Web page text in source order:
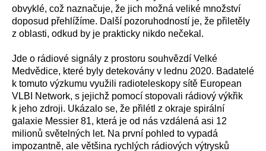
obvyklé, což naznačuje, že jich možná veliké množství
doposud přehlížíme. Další pozoruhodností je, že přiletěly
z oblasti, odkud by je prakticky nikdo nečekal.
Jde o rádiové signály z prostoru souhvězdí Velké
Medvědice, které byly detekovány v lednu 2020. Badatelé
k tomuto výzkumu využili radioteleskopy sítě European
VLBI Network, s jejichž pomocí stopovali rádiový výkřik
k jeho zdroji. Ukázalo se, že přilétl z okraje spirální
galaxie Messier 81, která je od nás vzdálená asi 12
milionů světelných let. Na první pohled to vypadá
impozantně, ale většina rychlých rádiových výtrysků